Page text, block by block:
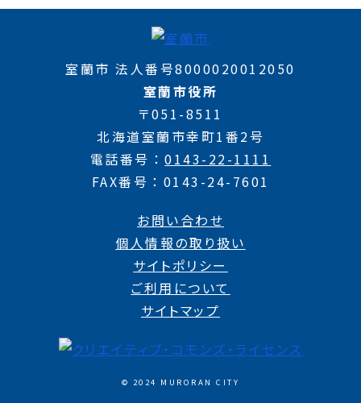
室蘭市 法人番号8000020012050
室蘭市役所
〒051-8511
北海道室蘭市幸町1番2号
電話番号
0143-22-1111
FAX番号
0143-24-7601
お問い合わせ
個人情報の取り扱い
サイトポリシー
ご利用について
サイトマップ
© 2024 MURORAN CITY